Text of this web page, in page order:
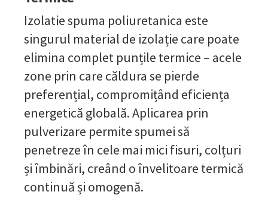
Izolatie spuma poliuretanica este
singurul material de izolație care poate
elimina complet punțile termice – acele
zone prin care căldura se pierde
preferențial, compromițând eficiența
energetică globală. Aplicarea prin
pulverizare permite spumei să
penetreze în cele mai mici fisuri, colțuri
și îmbinări, creând o învelitoare termică
continuă și omogenă.